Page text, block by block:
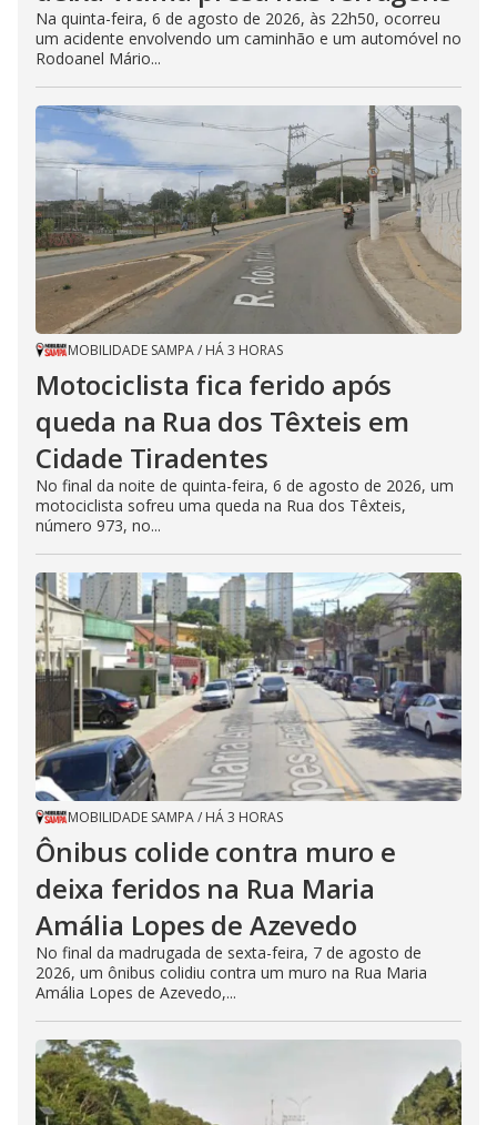
Na quinta-feira, 6 de agosto de 2026, às 22h50, ocorreu
um acidente envolvendo um caminhão e um automóvel no
Rodoanel Mário...
MOBILIDADE SAMPA/ HÁ 3 HORAS
Motociclista fica ferido após
queda na Rua dos Têxteis em
Cidade Tiradentes
No final da noite de quinta-feira, 6 de agosto de 2026, um
motociclista sofreu uma queda na Rua dos Têxteis,
número 973, no...
MOBILIDADE SAMPA/ HÁ 3 HORAS
Ônibus colide contra muro e
deixa feridos na Rua Maria
Amália Lopes de Azevedo
No final da madrugada de sexta-feira, 7 de agosto de
2026, um ônibus colidiu contra um muro na Rua Maria
Amália Lopes de Azevedo,...